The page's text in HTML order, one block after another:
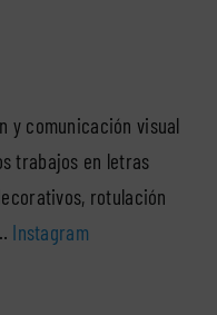
y comunicación visual
trabajos en letras
rotulación
Instagram